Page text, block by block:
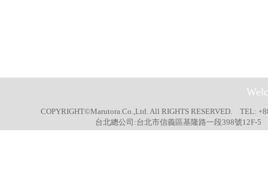
COPYRIGHT©Marutora.Co.,Ltd. All RIGHTS RESERVED. TEL:
台北總公司:台北市信義區基隆路一段398號